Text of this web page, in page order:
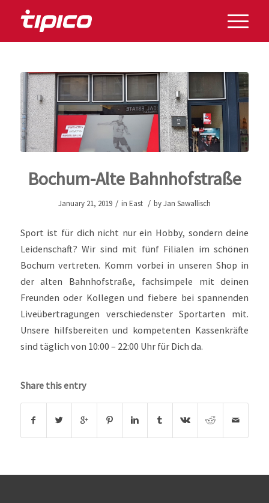
Bochum-Alte Bahnhofstraße
January 21, 2019 / in East / byJan Sawallisch
Sport ist für dich nicht nur ein Hobby, sondern deine
Leidenschaft? Wir sind mit fünf Filialen im schönen
Bochum vertreten. Komm vorbei in unseren Shop in
der alten Bahnhofstraße, fachsimpele mit deinen
Freunden oder Kollegen und fiebere bei spannenden
Liveübertragungen verschiedenster Sportarten mit.
Unsere hilfsbereiten und kompetenten Kassenkräfte
sind täglich von 10:00 – 22:00 Uhr für Dich da.
Share this entry